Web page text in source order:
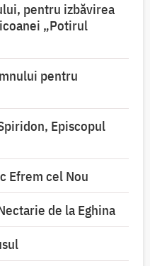
pentru izbăvirea
„Potirul
pentru
Episcopul
Efrem cel Nou
de la Eghina